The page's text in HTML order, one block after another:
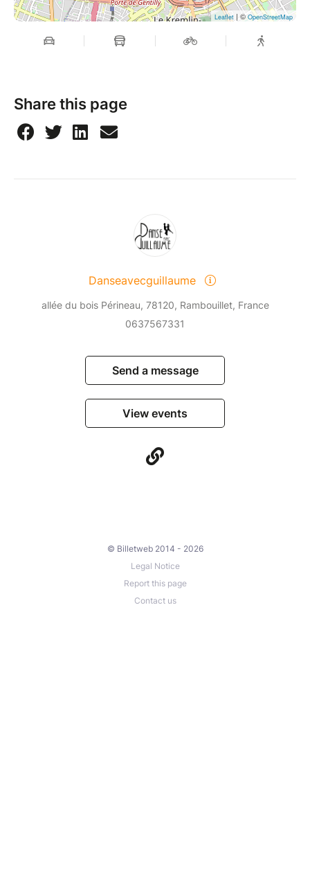
Leaflet | © OpenStreetMap
Share this page
Danseavecguillaume
allée du bois Périneau, 78120, Rambouillet, France
0637567331
Send a message
View events
© Billetweb 2014 - 2026
Legal Notice
Report this page
Contact us